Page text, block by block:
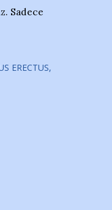
Sadece
ERECTUS